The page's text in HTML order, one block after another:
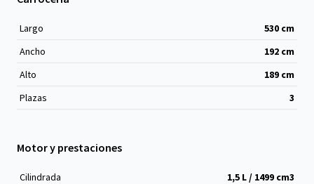
Largo 530 cm
Ancho
192 cm
Alto
189 cm
Plazas
3
Motor y prestaciones
Cilindrada 1,5 L / 1499 cm3